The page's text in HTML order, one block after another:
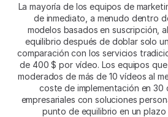
La mayoría de los equipos de
de inmediato, a menudo dentro
modelos basados en suscripción,
equilibrio después de doblar solo
comparación con los servicios
de 400 $ por vídeo. Los equipos
moderados de más de 10 vídeos al
coste de implementación en 30
empresariales con soluciones
punto de equilibrio en un